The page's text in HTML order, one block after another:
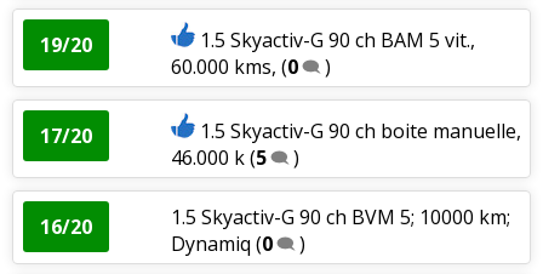
19/20
1.5 Skyactiv-G 90 ch BAM 5 vit.,
60.000 kms, (0 )
17/20
1.5 Skyactiv-G 90 ch boite manuelle,
46.000 k(5 )
16/20
1.5 Skyactiv-G 90 ch BVM 5; 10000 km;
Dynamiq (0 )